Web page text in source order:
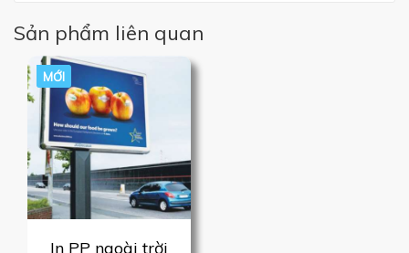
Sản phẩm liên quan
MỚI
In PP ngoài trời